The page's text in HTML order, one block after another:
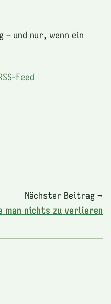
– und nur, wenn ein
Feed
Nächster Beitrag ➡
man nichts zu verlieren